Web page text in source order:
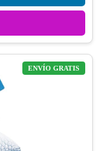
ENVÍO GRATIS